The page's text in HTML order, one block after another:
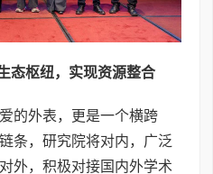
态枢纽， 实现资源整合
的外表，更是一个横跨
条，研究院将对内，广泛
外，积极对接国内外学术